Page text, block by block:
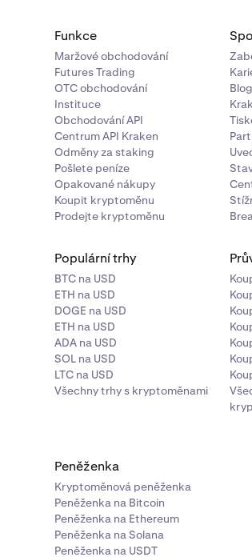
Funkce
Maržové obchodování
Futures Trading
OTC obchodování
Instituce
Obchodování API
Centrum API Kraken
Odměny za staking
Pošlete peníze
Opakované nákupy
Koupit kryptoměnu
Prodejte kryptoměnu
Populární trhy
BTC na USD
ETH na USD
DOGE na USD
ETH na USD
ADA na USD
SOL na USD
LTC na USD
Všechny trhy s kryptoměnami
Peněženka
Kryptoměnová peněženka
Peněženka na Bitcoin
Peněženka na Ethereum
Peněženka na Solana
Peněženka na USDT